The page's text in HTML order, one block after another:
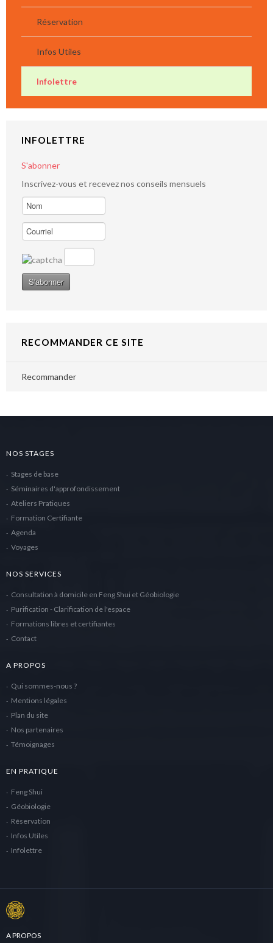
Réservation
Infos Utiles
Infolettre
INFOLETTRE
S'abonner
Inscrivez-vous et recevez nos conseils mensuels
RECOMMANDER CE SITE
Recommander
NOS STAGES
Stages de base
Séminaires d'approfondissement
Ateliers Pratiques
Formation Certifiante
Agenda
Voyages
NOS SERVICES
Consultation à domicile en Feng Shui et Géobiologie
Purification - Clarification de l'espace
Formations libres et certifiantes
Contact
A PROPOS
Qui sommes-nous ?
Mentions légales
Plan du site
Nos partenaires
Témoignages
EN PRATIQUE
Feng Shui
Géobiologie
Réservation
Infos Utiles
Infolettre
A PROPOS